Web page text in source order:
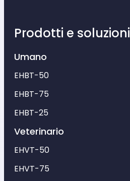
Prodotti e soluzioni
Umano
EHBT-50
EHBT-75
EHBT-25
Veterinario
EHVT-50
EHVT-75